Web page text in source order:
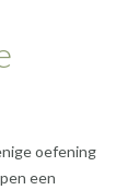
oefening
een